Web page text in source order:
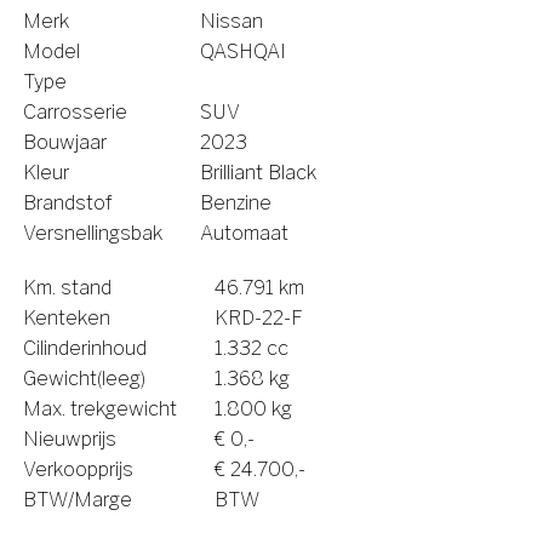
Merk
Nissan
Model
QASHQAI
Type
Carrosserie
SUV
Bouwjaar
2023
Kleur
Brilliant Black
Brandstof
Benzine
Versnellingsbak
Automaat
Km. stand
46.791 km
Kenteken
KRD-22-F
Cilinderinhoud
1.332 cc
Gewicht(leeg)
1.368 kg
Max. trekgewicht
1.800 kg
Nieuwprijs
€ 0,-
Verkoopprijs
€ 24.700,-
BTW/Marge
BTW